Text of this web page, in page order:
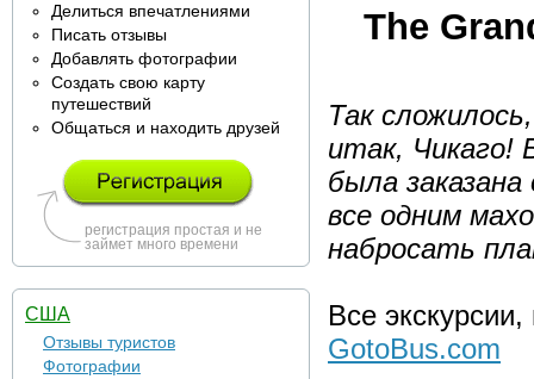
Делиться впечатлениями
Писать отзывы
Добавлять фотографии
Создать свою карту
путешествий
Общаться и находить друзей
регистрация простая и не
займет много времени
США
Отзывы туристов
Фотографии
The
Так
итак, Чикаго!
была
все одним
набросать
Все
GotoBus.com